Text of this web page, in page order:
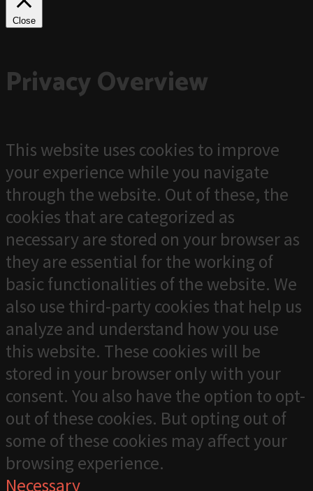
Close
Privacy Overview
This website uses cookies to improve
your experience while you navigate
through the website. Out of these, the
cookies that are categorized as
necessary are stored on your browser as
they are essential for the working of
basic functionalities of the website. We
also use third-party cookies that help us
analyze and understand how you use
this website. These cookies will be
stored in your browser only with your
consent. You also have the option to opt-
out of these cookies. But opting out of
some of these cookies may affect your
browsing experience.
Necessary